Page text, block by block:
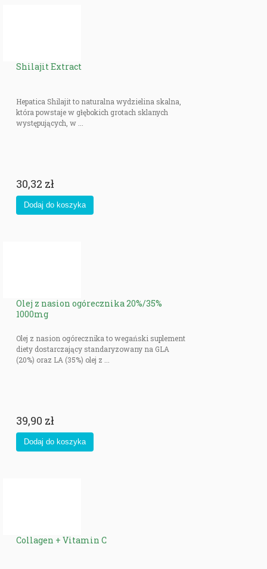
Shilajit Extract
Hepatica Shilajit to naturalna wydzielina skalna,
która powstaje w głębokich grotach sklanych
występujących, w ...
30,32 zł
Olej z nasion ogórecznika 20%/35%
1000mg
Olej z nasion ogórecznika to wegański suplement
diety dostarczający standaryzowany na GLA
(20%) oraz LA (35%) olej z ...
39,90 zł
Collagen + Vitamin C